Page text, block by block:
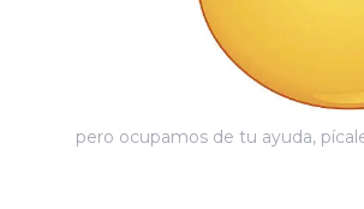
pero ocupamos de tu ayuda,